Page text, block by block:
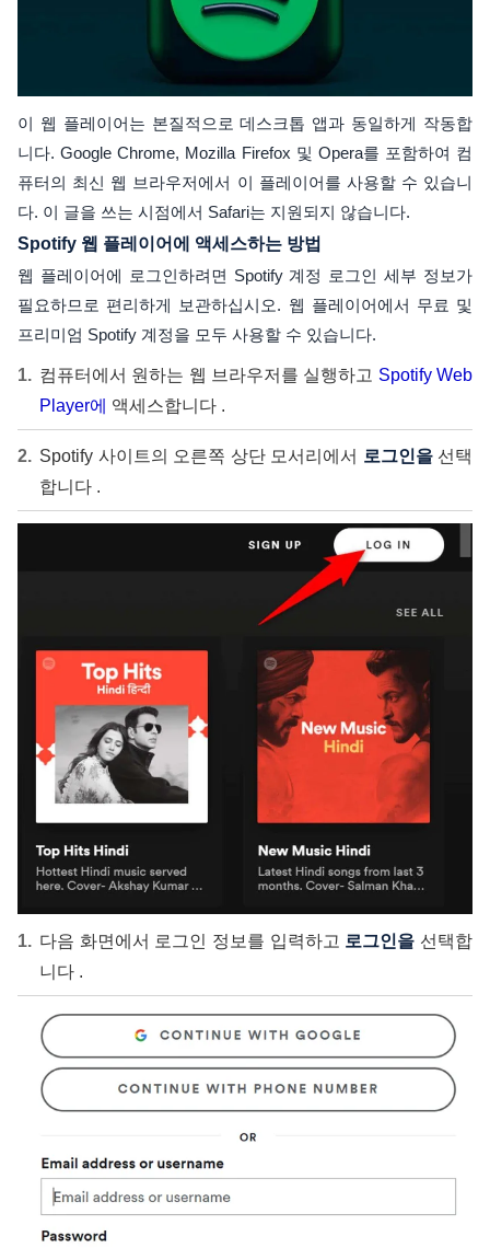
이 웹 플레이어는 본질적으로 데스크톱 앱과 동일하게 작동합
니다. Google Chrome, Mozilla Firefox 및 Opera를 포함하여 컴
퓨터의 최신 웹 브라우저에서 이 플레이어를 사용할 수 있습니
다. 이 글을 쓰는 시점에서 Safari는 지원되지 않습니다.
Spotify 웹 플레이어에 액세스하는 방법
웹 플레이어에 로그인하려면 Spotify 계정 로그인 세부 정보가
필요하므로 편리하게 보관하십시오. 웹 플레이어에서 무료 및
프리미엄 Spotify 계정을 모두 사용할 수 있습니다.
컴퓨터에서 원하는 웹 브라우저를 실행하고 Spotify Web
Player에 액세스합니다 .
Spotify 사이트의 오른쪽 상단 모서리에서 로그인을선택
합니다 .
다음 화면에서 로그인 정보를 입력하고 로그인을 선택합
니다 .